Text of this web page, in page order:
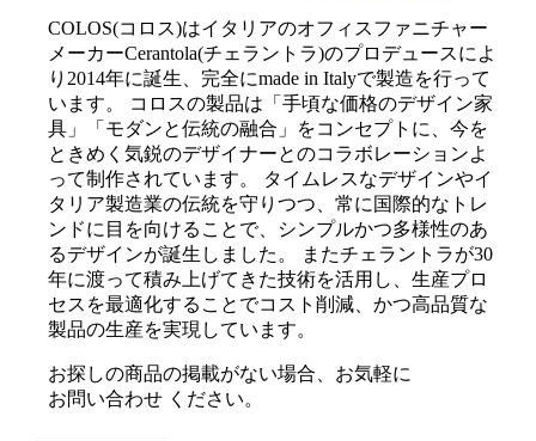
COLOS(コロス)はイタリアのオフィスファニチャー
メーカーCerantola(チェラントラ)のプロデュースによ
り2014年に誕生、完全にmade in Italyで製造を行って
います。 コロスの製品は「手頃な価格のデザイン家
具」「モダンと伝統の融合」をコンセプトに、今を
ときめく気鋭のデザイナーとのコラボレーションよ
って制作されています。 タイムレスなデザインやイ
タリア製造業の伝統を守りつつ、常に国際的なトレ
ンドに目を向けることで、シンプルかつ多様性のあ
るデザインが誕生しました。 またチェラントラが30
年に渡って積み上げてきた技術を活用し、生産プロ
セスを最適化することでコスト削減、かつ高品質な
製品の生産を実現しています。
お探しの商品の掲載がない場合、お気軽に
お問い合わせ ください。